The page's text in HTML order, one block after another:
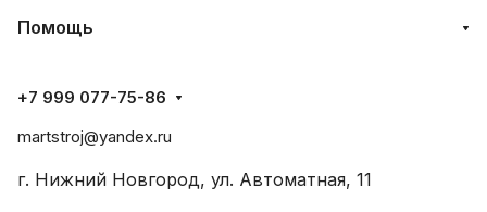
Помощь
+7 999 077-75-86
martstroj@yandex.ru
г. Нижний Новгород, ул. Автоматная, 11